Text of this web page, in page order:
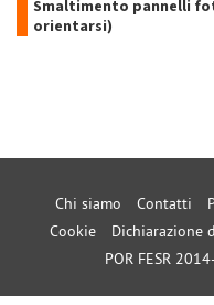
Smaltimento pannelli
orientarsi)
Chi siamo Contatti
Cookie
Dichiarazione
POR FESR